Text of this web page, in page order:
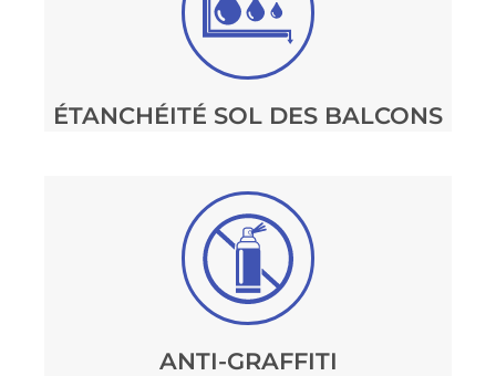
ÉTANCHÉITÉ SOL DES BALCONS
ANTI-GRAFFITI